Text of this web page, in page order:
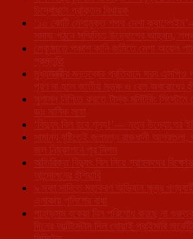
উদ্বোধনে প্রাক্তন বিধায়ক
‘১০ কোটি নেশামুক্ত শপথ মেগা
সমাজ গঠনে সম্মিলিত উদ্যোগের আহ্বান,
লেফুঙ্গাতে পঞ্চাশ কানি জমিতে মেগা অয়েল
প্রস্তুতি
মুখ্যমন্ত্রীর মন্তব্যের প্রতিবাদে সরব এসপিও
পূরণ না হলে জাতীয় সড়ক ও রেল অবরোধের
সুশাসন নিশ্চিত করতে টাস্ক মনিটরিং
ডাঃ মানিক সাহা
‘বিদ্যুৎ বিল হবে শূন্য!’— নতুন উদ্যোগের
সামান্য বৃষ্টিতেই জলমগ্ন রাজধানী
জল নিষ্কাশনে পুর নিগম
অতিরিক্ত বিদ্যুৎ বিল নিয়ে গ্রাহকদের
আন্দোলনের হুঁশিয়ারি
৯ দফা দাবিতে মহাকরণ অভিযান ক্ষুদ্র
এলাকায় পুলিশের বাধা
পাহাড়সম বকেয়া বিল পরিশোধ করছে না
দিনের আল্টিমেটাম দিল খোয়াই প্রাইমারি